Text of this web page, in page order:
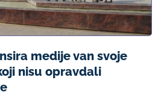
medije van svoje
nisu opravdali